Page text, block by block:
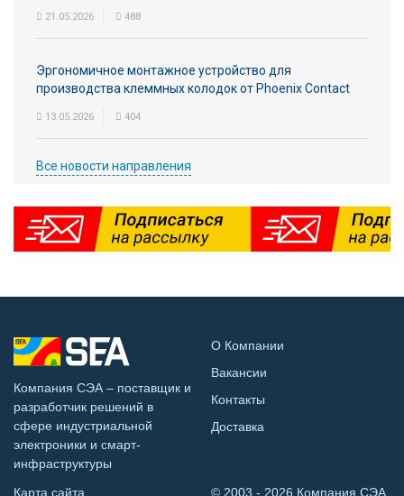
21.05.2026 488
Эргономичное монтажное устройство для
производства клеммных колодок от Phoenix Contact
13.05.2026 404
Все новости направления
Компания СЭА – поставщик и
разработчик решений в
сфере индустриальной
электроники и смарт-
инфраструктуры
О Компании
Вакансии
Контакты
Доставка
Карта сайта © 2003 - 2026 Компания СЭА